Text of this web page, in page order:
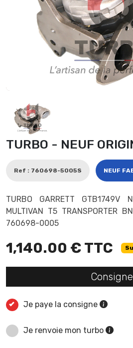
TURBO - NEUF
Ref : 760698-5005S NEUF
TURBO GARRETT GTB1749V
MULTIVAN T5 TRANSPORTER
760698-0005
1,140.00 € TTC
Consigne
Je paye la consigne
Je renvoie mon turbo